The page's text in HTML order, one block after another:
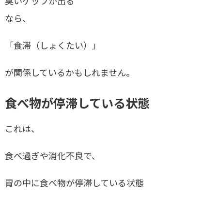
なら、
「食滞（しょくたい）」
が関係しているかもしれません。
食べ物が停滞している状態
これは、
食べ過ぎや消化不良で、
胃の中に食べ物が停滞している状態